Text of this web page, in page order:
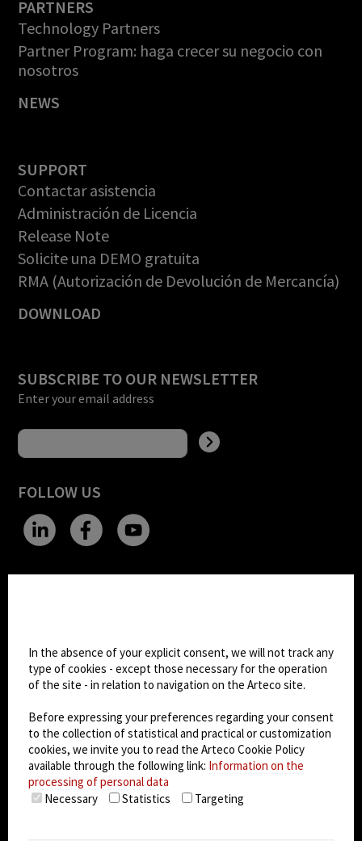
PARTNERS
Technology Partners
Partner Program: haga crecer su negocio con
nosotros
NEWS
SUPPORT
Contactar asistencia
Administración de Licencia
Release Note
Solicite una DEMO gratuita
RMA (Autorización de Devolución de Mercancía)
DOWNLOAD
SUBSCRIBE TO OUR NEWSLETTER
Enter your email address
FOLLOW US
Dark Mode
© 2026Arteco srl - Società soggetta a direzione
socio unico)
Partita IVA: 02814270399 - Sede Legale: Via Pana
180, 48018 Faenza (RA) Italy - REA: RA - 261533 -
Capitale sociale sottoscritto: €100.000,00
privacy-cookie policy- EULA/DPA
In the absence of your explicit consent, we will not track any
type of cookies - except those necessary for the operation
of the site - in relation to navigation on the Arteco site.
Before expressing your preferences regarding your consent
to the collection of statistical and practical or customization
cookies, we invite you to read the Arteco Cookie Policy
available through the following link: Information on the
processing of personal data
Necessary
Statistics Targeting